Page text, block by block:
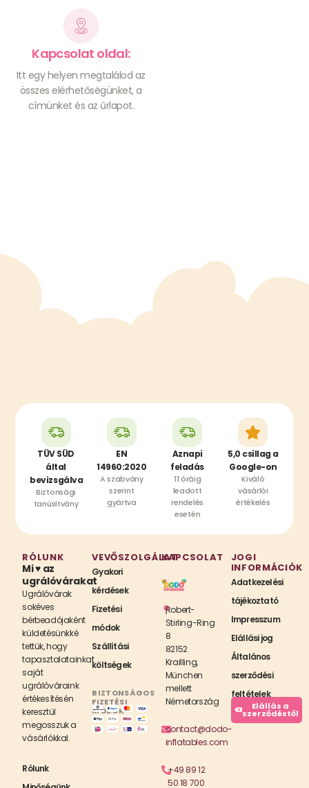
Kapcsolat oldal:
Itt egy helyen megtalálod az
összes elérhetőségünket, a
címünket és az űrlapot.
TÜV SÜD
által
bevizsgálva
Biztonsági
tanúsítvány
EN
14960:2020
A szabvány
szerint
gyártva
Aznapi
feladás
11 óráig
leadott
rendelés
esetén
5,0 csillag a
Google-on
Kiváló
vásárlói
értékelés
RÓLUNK
Mi ♥ az
ugrálóvárakat
Ugrálóvárak
sokéves
bérbeadójaként
küldetésünkké
tettük, hogy
tapasztalatainkat
saját
ugrálóváraink
értékesítésén
keresztül
megosszuk a
vásárlókkal.
Rólunk
VEVŐSZOLGÁLAT
Gyakori
kérdések
Fizetési
módok
Szállítási
költségek
BIZTONSÁGOS
FIZETÉSI
MÓDOK
KAPCSOLAT
Robert-
Stirling-Ring
8
82152
Krailling,
München
mellett
Németország
contact@dodo-
inflatables.com
+49 89 12
50 18 700
JOGI
INFORMÁCIÓK
Adatkezelési
tájékoztató
Impresszum
Elállási jog
Általános
szerződési
feltételek
Elállás a
szerződéstől